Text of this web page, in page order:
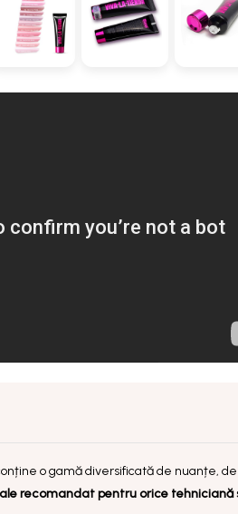
o gamă diversificată de nuanțe, de
recomandat pentru orice tehniciană